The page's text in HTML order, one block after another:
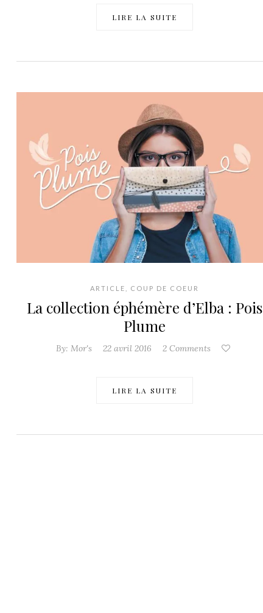
LIRE LA SUITE
ARTICLE COUP DE COEUR
La collection éphémère d’Elba : Pois
Plume
By: Mor's 22 avril 2016 2 Comments
LIRE LA SUITE